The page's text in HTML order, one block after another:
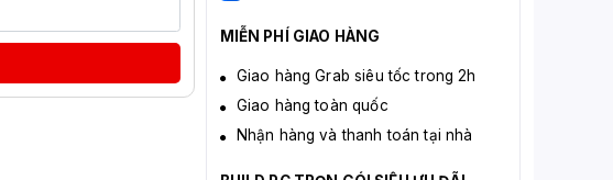
MIỄN PHÍ GIAO HÀNG
Giao hàng Grab siêu tốc trong 2h
Giao hàng toàn quốc
Nhận hàng và thanh toán tại nhà